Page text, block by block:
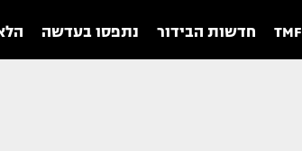
חדשות הבידור נתפסו בעדשה